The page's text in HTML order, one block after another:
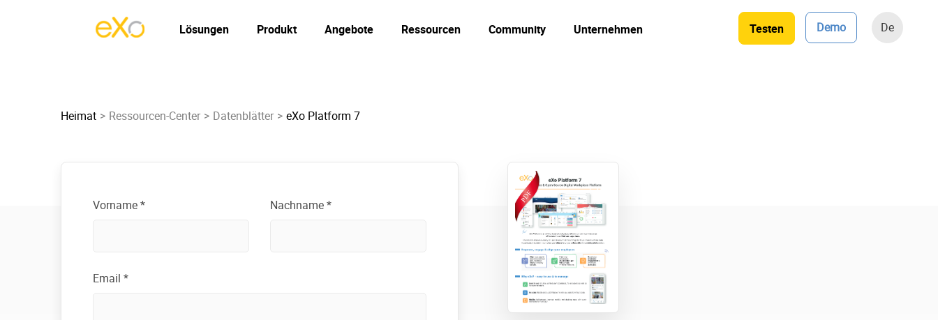
Testen Demo De
Lösungen Produkt Angebote Ressourcen Community Unternehmen
Heimat Ressourcen-Center Datenblätter eXo Platform 7
Vorname * Nachname *
Email *